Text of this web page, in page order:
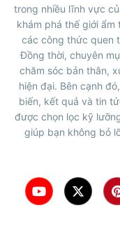
trong nhiều lĩnh vực
khám phá thế giới
các công thức quen
Đồng thời, chuyên
chăm sóc bản thân,
hiện đại. Bên cạnh
biến, kết quả và tin
được chọn lọc kỹ
giúp bạn không bỏ